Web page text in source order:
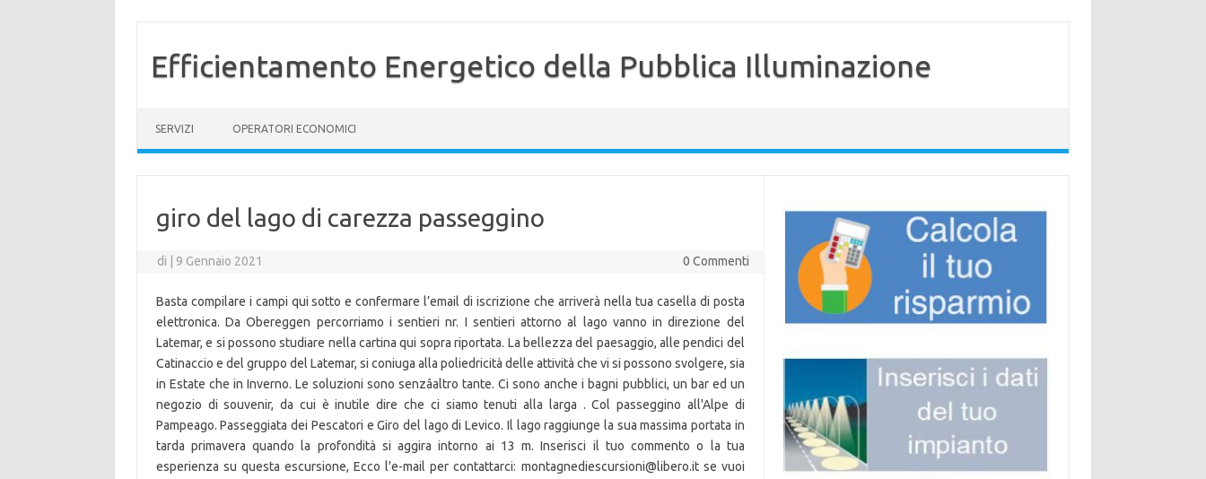
Efficientamento Energetico della Pubblica Illuminazione
SERVIZI OPERATORI ECONOMICI
giro del lago di carezza passeggino
di 9 Gennaio 2021 0 Commenti
Basta compilare i campi qui sotto e confermare l’email di iscrizione che arriverà nella tua casella di posta
elettronica. Da Obereggen percorriamo i sentieri nr. I sentieri attorno al lago vanno in direzione del
Latemar, e si possono studiare nella cartina qui sopra riportata. La bellezza del paesaggio, alle pendici del
Catinaccio e del gruppo del Latemar, si coniuga alla poliedricità delle attività che vi si possono svolgere, sia
in Estate che in Inverno. Le soluzioni sono senzâaltro tante. Ci sono anche i bagni pubblici, un bar ed un
negozio di souvenir, da cui è inutile dire che ci siamo tenuti alla larga . Col passeggino all'Alpe di
Pampeago. Passeggiata dei Pescatori e Giro del lago di Levico. Il lago raggiunge la sua massima portata in
tarda primavera quando la profondità si aggira intorno ai 13 m. Inserisci il tuo commento o la tua
esperienza su questa escursione, Ecco l'e-mail per contattarci: montagnediescursioni@libero.it se vuoi